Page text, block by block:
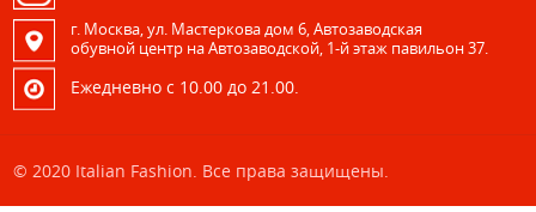
г. Москва, ул. Мастеркова дом 6, Автозаводская
обувной центр на Автозаводской, 1-й этаж павильон 37.
Eжедневно с 10.00 до 21.00.
© 2020 Italian Fashion. Все права защищены.